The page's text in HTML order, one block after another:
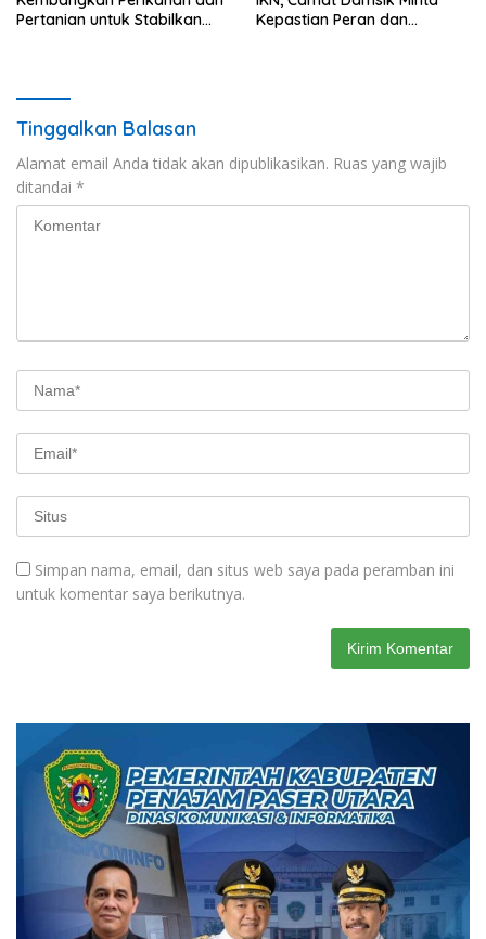
Pertanian untuk Stabilkan
Kepastian Peran dan
Tinggalkan Balasan
Alamat email Anda tidak akan dipublikasikan. Ruas yang wajib
ditandai *
Simpan nama, email, dan situs web saya pada peramban ini
untuk komentar saya berikutnya.